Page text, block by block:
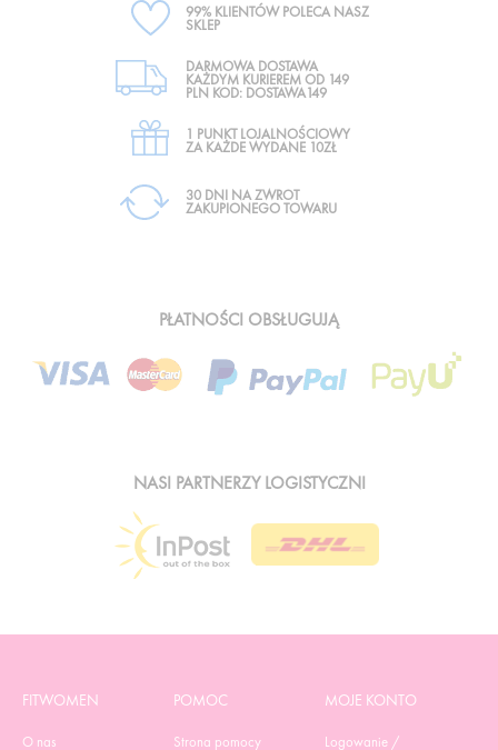
99% KLIENTÓW POLECA NASZ
SKLEP
DARMOWA DOSTAWA
KAŻDYM KURIEREM OD 149
PLN KOD: DOSTAWA149
1 PUNKT LOJALNOŚCIOWY
ZA KAŻDE WYDANE 10ZŁ
30 DNI NA ZWROT
ZAKUPIONEGO TOWARU
PŁATNOŚCI OBSŁUGUJĄ
NASI PARTNERZY LOGISTYCZNI
FITWOMEN
O nas
POMOC
Strona pomocy
MOJE KONTO
Logowanie /